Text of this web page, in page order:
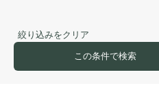
絞り込みをクリア
この条件で検索